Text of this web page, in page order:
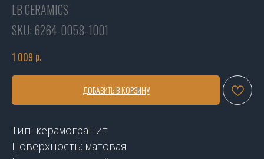
LB CERAMICS
SKU: 6264-0058-1001
1 009 р.
ДОБАВИТЬ В КОРЗИНУ
Тип: керамогранит
Поверхность: матовая